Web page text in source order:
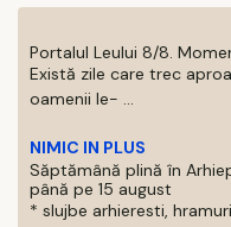
Portalul Leului 8/8.
Există zile care trec
oamenii le- ...
NIMIC IN PLUS
Săptămână plină în
până pe 15 august
* slujbe arhieresti,